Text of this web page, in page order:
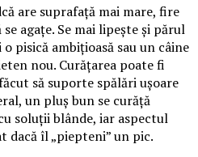
are suprafață mai mare, fire
agațe. Se mai lipește și părul
pisică ambițioasă sau un câine
nou. Curățarea poate fi
să suporte spălări ușoare
un pluș bun se curăță
soluții blânde, iar aspectul
îl „piepteni” un pic.